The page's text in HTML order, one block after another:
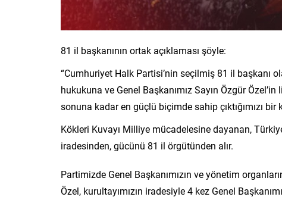
81 il başkanının ortak açıklaması şöyle:
“Cumhuriyet Halk Partisi’nin seçilmiş 81 il başkanı
hukukuna ve Genel Başkanımız Sayın Özgür
sonuna kadar en güçlü biçimde sahip çıktığımızı
Kökleri Kuvayı Milliye mücadelesine dayanan,
iradesinden, gücünü 81 il örgütünden alır.
Partimizde Genel Başkanımızın ve yönetim
Özel, kurultayımızın iradesiyle 4 kez Genel